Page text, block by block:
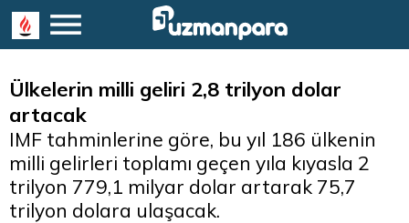
Ülkelerin milli geliri 2,8 trilyon dolar
artacak
IMF tahminlerine göre, bu yıl 186 ülkenin
milli gelirleri toplamı geçen yıla kıyasla 2
trilyon 779,1 milyar dolar artarak 75,7
trilyon dolara ulaşacak.